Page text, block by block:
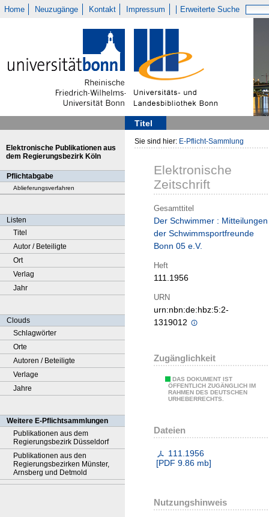
Home Neuzugänge Kontakt Impressum Erweiterte Suche
Titel
Elektronische Publikationen aus
dem Regierungsbezirk Köln
Pflichtabgabe
Ablieferungsverfahren
Listen
Titel
Autor / Beteiligte
Ort
Verlag
Jahr
Clouds
Schlagwörter
Orte
Autoren / Beteiligte
Verlage
Jahre
Weitere E-Pflichtsammlungen
Publikationen aus dem
Regierungsbezirk Düsseldorf
Publikationen aus den
Regierungsbezirken Münster,
Arnsberg und Detmold
Sie sind hier: E-Pflicht-Sammlung
Elektronische
Zeitschrift
Gesamttitel
Der Schwimmer : Mitteilungen
der Schwimmsportfreunde
Bonn 05 e.V.
Heft
111.1956
URN
urn:nbn:de:hbz:5:2-
1319012
Zugänglichkeit
DAS DOKUMENT IST
ÖFFENTLICH ZUGÄNGLICH IM
RAHMEN DES DEUTSCHEN
URHEBERRECHTS.
Dateien
111.1956
[PDF 9.86 mb]
Nutzungshinweis